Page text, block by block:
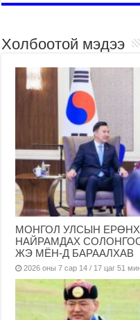
Холбоотой мэдээ
МОНГОЛ УЛСЫН
НАЙРАМДАХ
ЖЭ МЁН-Д БАРААЛХАВ
2026 оны 7 сар 14 / 17 цаг 51